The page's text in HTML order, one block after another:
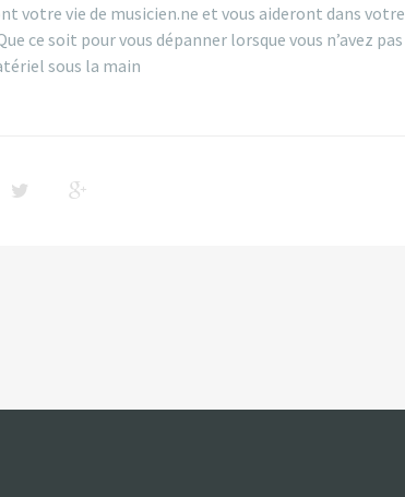
votre vie de musicien.ne et vous aideront dans votre
ce soit pour vous dépanner lorsque vous n’avez pas
sous la main